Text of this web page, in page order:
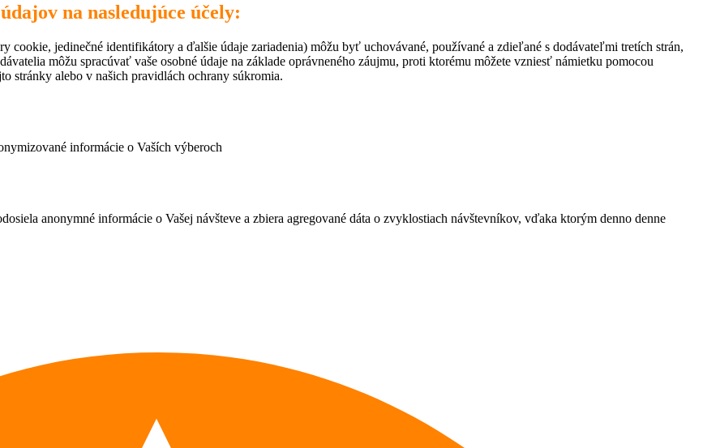
na nasledujúce účely:
cookie, jedinečné identifikátory a ďalšie údaje zariadenia) môžu byť uchovávané, používané a zdieľané s dodávateľmi tretích strán,
môžu spracúvať vaše osobné údaje na základe oprávneného záujmu, proti ktorému môžete vzniesť námietku pomocou
stránky alebo v našich pravidlách ochrany súkromia.
informácie o Vaších výberoch
anonymné informácie o Vašej návšteve a zbiera agregované dáta o zvyklostiach návštevníkov, vďaka ktorým denno denne